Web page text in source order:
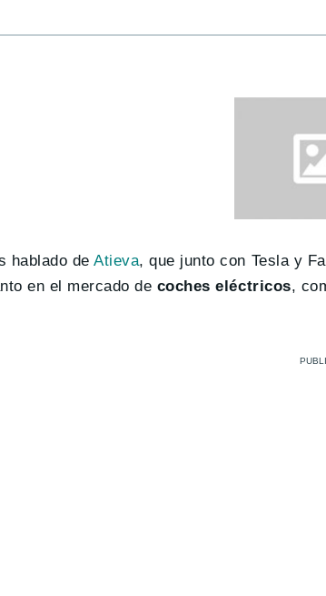
hablado deAtieva, que junto con Tesla y
en el mercado de coches eléctricos,